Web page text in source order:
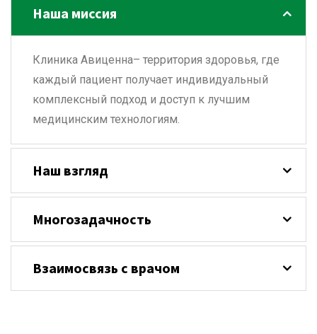
Наша миссия
Клиника Авиценна– территория здоровья, где
каждый пациент получает индивидуальный
комплексный подход и доступ к лучшим
медицинским технологиям.
Наш взгляд
Многозадачность
Взаимосвязь с врачом